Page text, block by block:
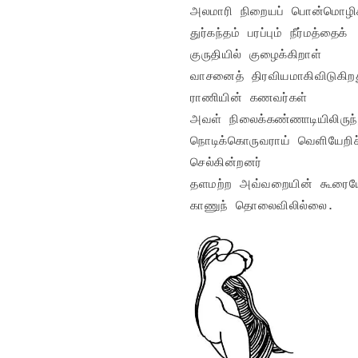
அலமாரி நிறையப்
துர்கந்தம் பரப்பும் நீர்மத்தைக்
குருதியில் குழைக்கிறாள்
வாசனைத்
ராணியின் கணவர்கள்
அவள்
நொடிக்கொருவராய்
செல்கின்றனர்
தளமற்ற அவ்வறையின்